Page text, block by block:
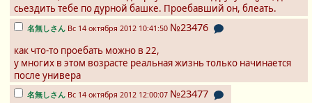
сьездить тебе по дурной башке. Проебавший он, блеать.
名無しさん Вс 14 октября 2012 10:41:50 №23476
как что-то проебать можно в 22,
у многих в этом возрасте реальная жизнь только начинается
после универа
名無しさん Вс 14 октября 2012 12:00:07 №23477